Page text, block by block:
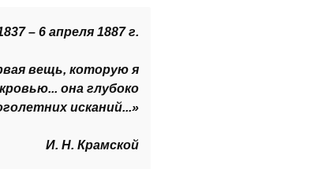
– 6 апреля 1887 г.
вещь, которую я
она глубоко
исканий...»
И. Н. Крамской